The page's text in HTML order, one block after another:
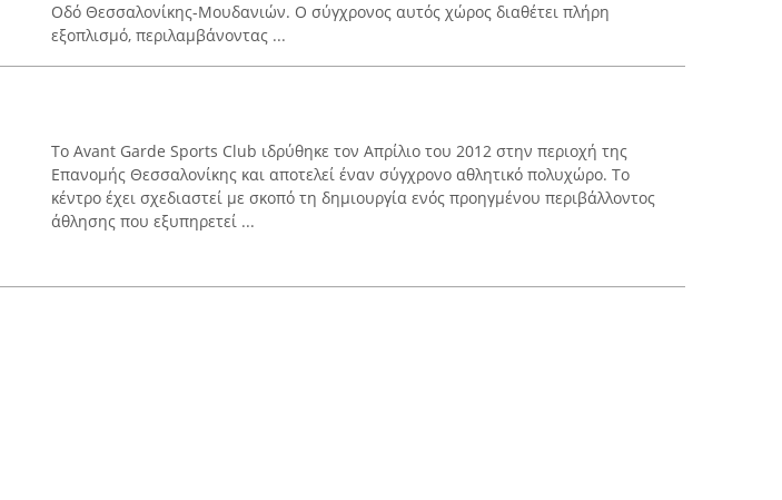
Οδό Θεσσαλονίκης-Μουδανιών. Ο σύγχρονος αυτός χώρος διαθέτει πλήρη
εξοπλισμό, περιλαμβάνοντας ...
Το Avant Garde Sports Club ιδρύθηκε τον Απρίλιο του 2012 στην περιοχή της
Επανομής Θεσσαλονίκης και αποτελεί έναν σύγχρονο αθλητικό πολυχώρο. Το
κέντρο έχει σχεδιαστεί με σκοπό τη δημιουργία ενός προηγμένου περιβάλλοντος
άθλησης που εξυπηρετεί ...